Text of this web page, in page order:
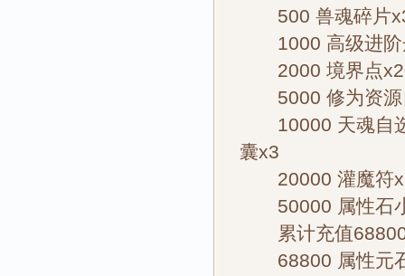
500 兽魂碎片
1000 高级进阶
2000 境界点
5000 修为资源
10000 天魂自选
囊x3
20000 灌魔符x1
50000 属性石小
累计充值68800
68800 属性元石